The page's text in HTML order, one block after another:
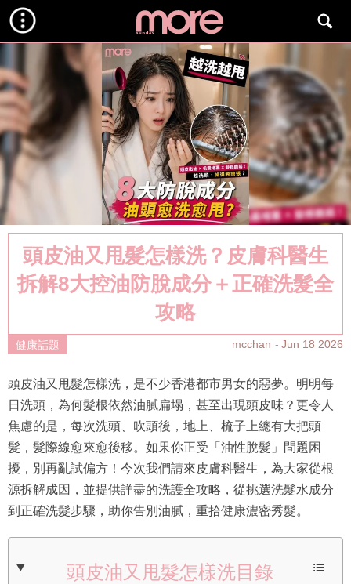
頭皮油又甩髮怎樣洗？皮膚科醫生
拆解8大控油防脫成分＋正確洗髮全
攻略
健康話題 mcchan Jun 18 2026
頭皮油又甩髮怎樣洗，是不少香港都市男女的惡夢。明明每
日洗頭，為何髮根依然油膩扁塌，甚至出現頭皮味？更令人
焦慮的是，每次洗頭、吹頭後，地上、梳子上總有大把頭
髮，髮際線愈來愈後移。如果你正受「油性脫髮」問題困
擾，別再亂試偏方！今次我們請來皮膚科醫生，為大家從根
源拆解成因，並提供詳盡的洗護全攻略，從挑選洗髮水成分
到正確洗髮步驟，助你告別油膩，重拾健康濃密秀髮。
頭皮油又甩髮怎樣洗目錄